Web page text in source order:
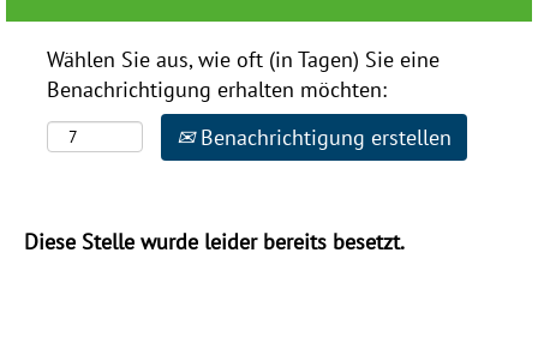
Wählen Sie aus, wie oft (in Tagen) Sie eine
Benachrichtigung erhalten möchten:
Benachrichtigung erstellen
Diese Stelle wurde leider bereits besetzt.